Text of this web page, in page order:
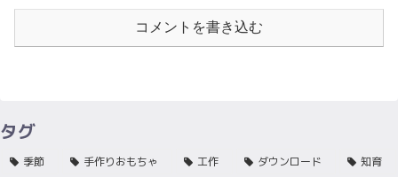
コメントを書き込む
タグ
季節 手作りおもちゃ 工作 ダウンロード
知育